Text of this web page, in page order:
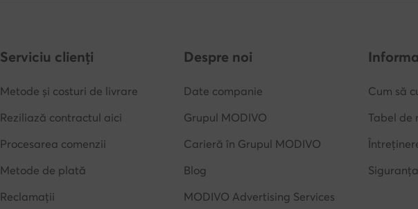
Serviciu clienți
Metode și costuri de livrare
Reziliază contractul aici
Procesarea comenzii
Metode de plată
Reclamații
Despre noi
Date companie
Grupul MODIVO
Carieră în Grupul MODIVO
Blog
MODIVO Advertising Services
Cum să
Tabel de